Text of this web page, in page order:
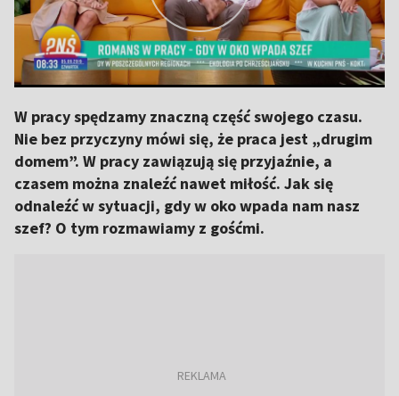
W pracy spędzamy znaczną część swojego czasu.
Nie bez przyczyny mówi się, że praca jest „drugim
domem”. W pracy zawiązują się przyjaźnie, a
czasem można znaleźć nawet miłość. Jak się
odnaleźć w sytuacji, gdy w oko wpada nam nasz
szef? O tym rozmawiamy z gośćmi.